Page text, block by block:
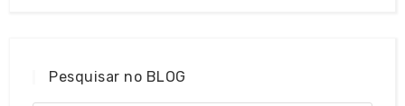
Pesquisar no BLOG